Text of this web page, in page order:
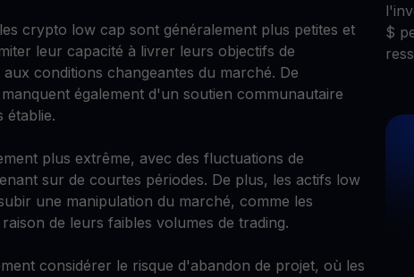
crypto low cap sont généralement plus petites et
leur capacité à livrer leurs objectifs de
conditions changeantes du marché. De
également d'un soutien communautaire
établie.
plus extrême, avec des fluctuations de
sur de courtes périodes. De plus, les actifs low
une manipulation du marché, comme les
de leurs faibles volumes de trading.
considérer le risque d'abandon de projet, où les
$